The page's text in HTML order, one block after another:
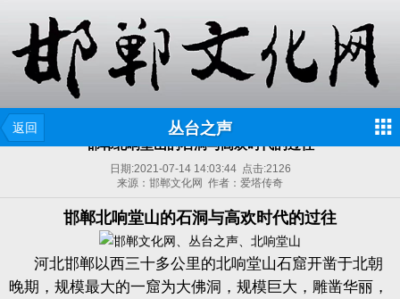
返回 丛台之声
邯郸北响堂山的石洞与高欢时代的过往
日期:2021-07-14 14:03:44点击:2126
来源：邯郸文化网 作者：爱塔传奇
邯郸北响堂山的石洞与高欢时代的过往
河北邯郸以西三十多公里的北响堂山石窟开凿于北朝
晚期，规模最大的一窟为大佛洞，规模巨大，雕凿华丽，